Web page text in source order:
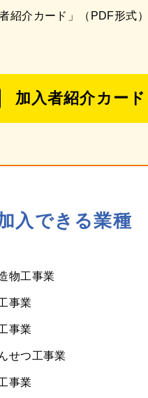
紹介カード」（PDF形式
加入者紹介カード
入できる業種
物工事業
事業
事業
せつ工事業
事業